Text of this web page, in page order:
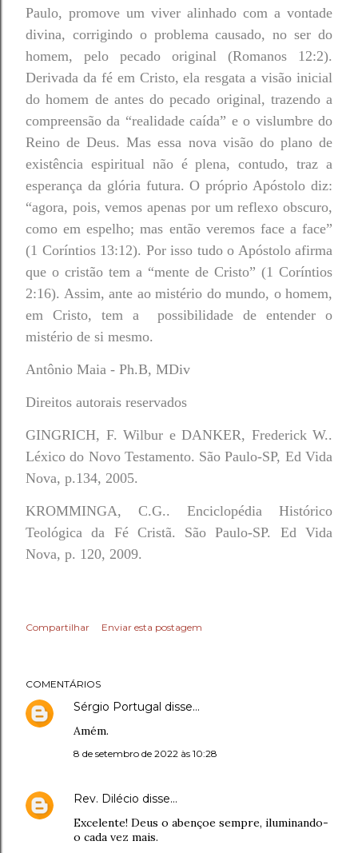
Paulo, promove um viver alinhado com a vontade
divina, corrigindo o problema causado, no ser do
homem, pelo pecado original (Romanos 12:2).
Derivada da fé em Cristo, ela resgata a visão inicial
do homem de antes do pecado original, trazendo a
compreensão da “realidade caída” e o vislumbre do
Reino de Deus. Mas essa nova visão do plano de
existência espiritual não é plena, contudo, traz a
esperança da glória futura. O próprio Apóstolo diz:
“agora, pois, vemos apenas por um reflexo obscuro,
como em espelho; mas então veremos face a face”
(1 Coríntios 13:12). Por isso tudo o Apóstolo afirma
que o cristão tem a “mente de Cristo” (1 Coríntios
2:16). Assim, ante ao mistério do mundo, o homem,
em Cristo, tem a possibilidade de entender o
mistério de si mesmo.
Antônio Maia - Ph.B, MDiv
Direitos autorais reservados
GINGRICH, F. Wilbur e DANKER, Frederick W..
Léxico do Novo Testamento. São Paulo-SP, Ed Vida
Nova, p.134, 2005.
KROMMINGA, C.G.. Enciclopédia Histórico
Teológica da Fé Cristã. São Paulo-SP. Ed Vida
Nova, p. 120, 2009.
Compartilhar Enviar esta postagem
COMENTÁRIOS
Sérgio Portugal disse…
Amém.
8 de setembro de 2022 às 10:28
Rev. Dilécio disse…
Excelente! Deus o abençoe sempre, iluminando-
o cada vez mais.